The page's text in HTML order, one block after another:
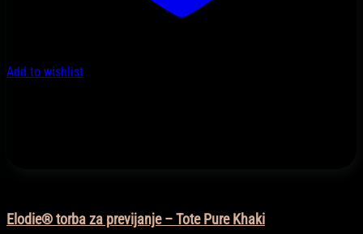
Add to wishlist
Elodie® torba za previjanje – Tote Pure Khaki